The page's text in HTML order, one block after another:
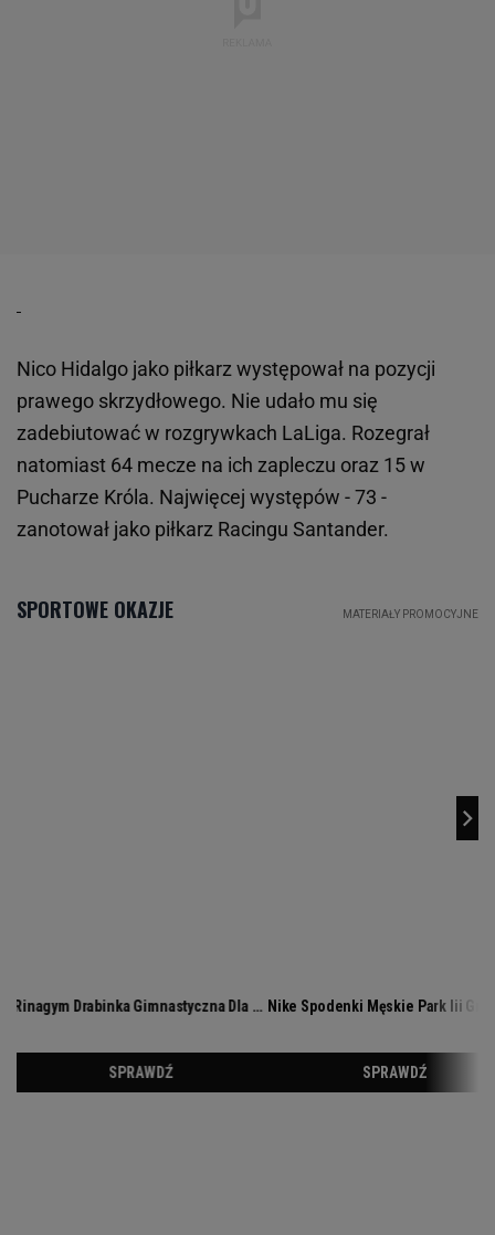
Nico Hidalgo jako piłkarz występował na pozycji
prawego skrzydłowego. Nie udało mu się
zadebiutować w rozgrywkach LaLiga. Rozegrał
natomiast 64 mecze na ich zapleczu oraz 15 w
Pucharze Króla. Najwięcej występów - 73 -
zanotował jako piłkarz Racingu Santander.